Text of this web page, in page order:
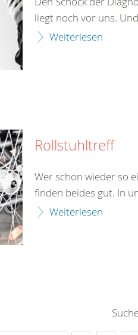
liegt noch vor uns.
Weiterlesen
Rollstuhltreff
Wer schon wieder so
finden beides gut. In
Weiterlesen